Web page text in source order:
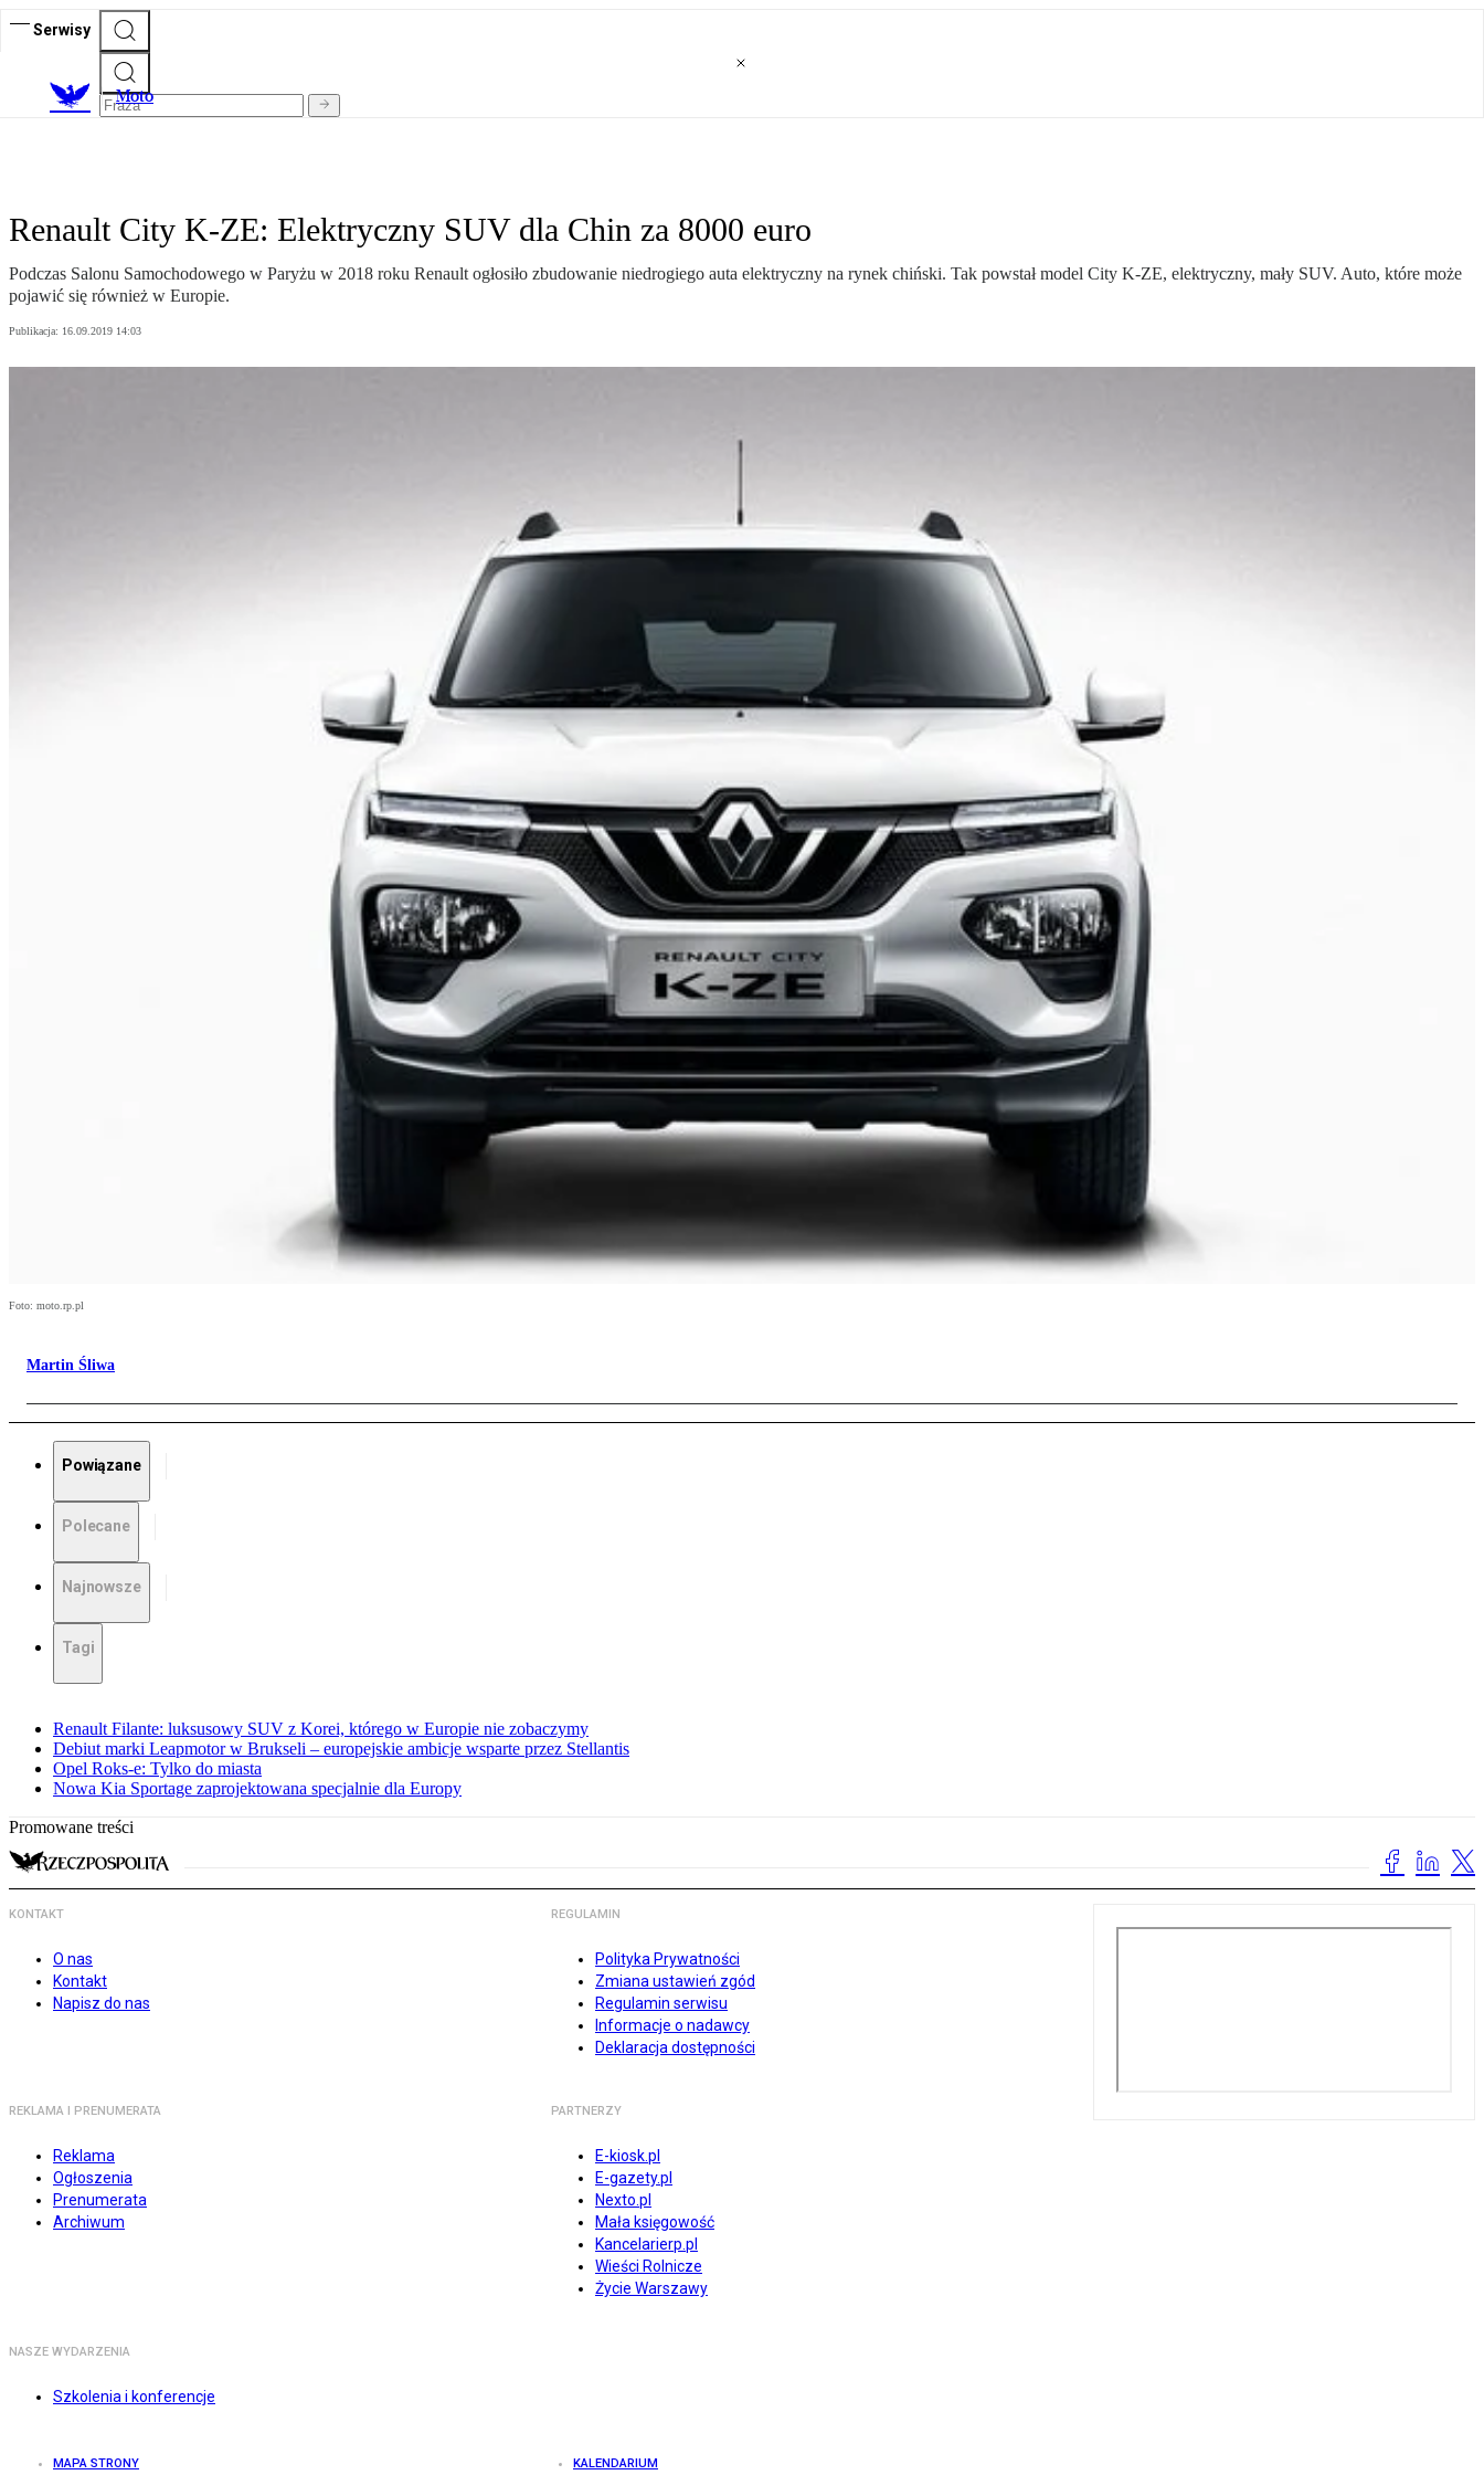
Serwisy
Moto
Renault City K-ZE: Elektryczny SUV dla Chin za 8000 euro
Podczas Salonu Samochodowego w Paryżu w 2018 roku Renault ogłosiło zbudowanie niedrogiego auta elektryczny na rynek chiński. Tak powstał model City K-ZE, elektryczny, mały SUV. Auto, które może
pojawić się również w Europie.
Publikacja: 16.09.2019 14:03
Foto: moto.rp.pl
Martin Śliwa
Powiązane
Polecane
Najnowsze
Tagi
Renault Filante: luksusowy SUV z Korei, którego w Europie nie zobaczymy
Debiut marki Leapmotor w Brukseli – europejskie ambicje wsparte przez Stellantis
Opel Roks-e: Tylko do miasta
Nowa Kia Sportage zaprojektowana specjalnie dla Europy
Promowane treści
KONTAKT
O nas
Kontakt
Napisz do nas
REGULAMIN
Polityka Prywatności
Zmiana ustawień zgód
Regulamin serwisu
Informacje o nadawcy
Deklaracja dostępności
REKLAMA I PRENUMERATA
Reklama
Ogłoszenia
Prenumerata
Archiwum
PARTNERZY
E-kiosk.pl
E-gazety.pl
Nexto.pl
Mała księgowość
Kancelarierp.pl
Wieści Rolnicze
Życie Warszawy
NASZE WYDARZENIA
Szkolenia i konferencje
MAPA STRONY KALENDARIUM